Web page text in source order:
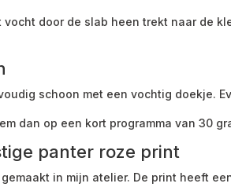
door de slab heen trekt naar de
schoon met een vochtig doekje.
dan op een kort programma van 30
panter roze print
in mijn atelier. De print heeft